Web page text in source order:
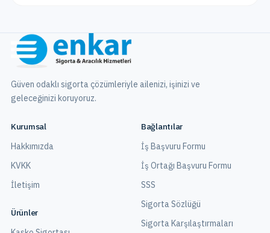
Güven odaklı sigorta çözümleriyle ailenizi, işinizi ve
geleceğinizi koruyoruz.
Kurumsal
Hakkımızda
KVKK
İletişim
Ürünler
Bağlantılar
İş Başvuru Formu
İş Ortağı Başvuru Formu
SSS
Sigorta Sözlüğü
Sigorta Karşılaştırmaları